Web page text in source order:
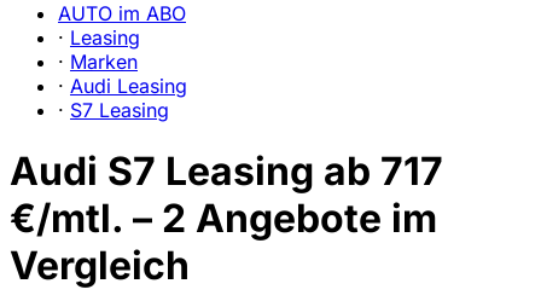
AUTO im ABO
· Leasing
· Marken
· Audi Leasing
· S7 Leasing
Audi S7 Leasing ab 717
€/mtl. – 2 Angebote im
Vergleich